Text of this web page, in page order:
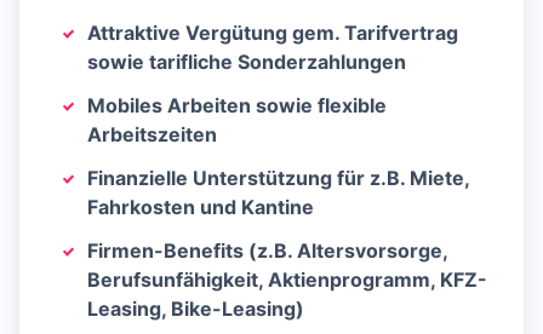
Attraktive Vergütung gem. Tarifvertrag
sowie tarifliche Sonderzahlungen
Mobiles Arbeiten sowie flexible
Arbeitszeiten
Finanzielle Unterstützung für z.B. Miete,
Fahrkosten und Kantine
Firmen-Benefits (z.B. Altersvorsorge,
Berufsunfähigkeit, Aktienprogramm, KFZ-
Leasing, Bike-Leasing)